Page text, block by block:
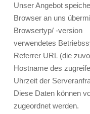
Unser Angebot
Browser an uns
Browsertyp/ -version
verwendetes
Referrer URL (die
Hostname des
Uhrzeit der
Diese Daten können
zugeordnet werden.